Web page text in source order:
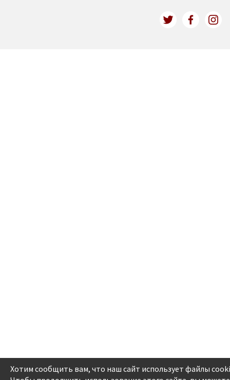
Хотим сообщить вам, что наш сайт использует файлы